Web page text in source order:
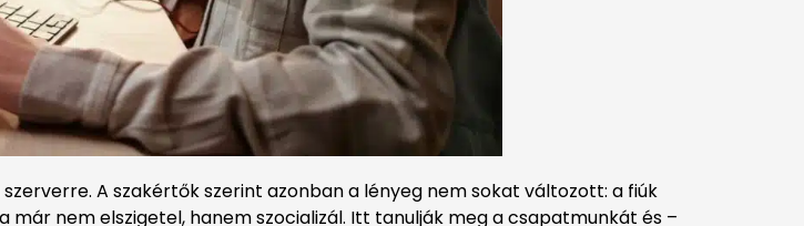
A szakértők szerint azonban a lényeg nem sokat változott: a fiúk
nem elszigetel, hanem szocializál. Itt tanulják meg a csapatmunkát és –